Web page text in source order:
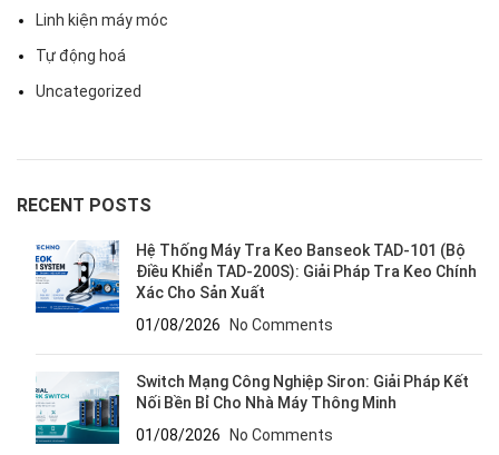
Linh kiện máy móc
Tự động hoá
Uncategorized
RECENT POSTS
Hệ Thống Máy Tra Keo Banseok TAD-101 (Bộ
Điều Khiển TAD-200S): Giải Pháp Tra Keo Chính
Xác Cho Sản Xuất
01/08/2026
No Comments
Switch Mạng Công Nghiệp Siron: Giải Pháp Kết
Nối Bền Bỉ Cho Nhà Máy Thông Minh
01/08/2026
No Comments